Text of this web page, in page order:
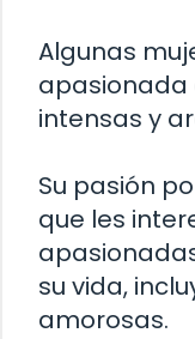
Algunas
apasionada
intensas y
Su pasión
que les
su vida,
amorosas.